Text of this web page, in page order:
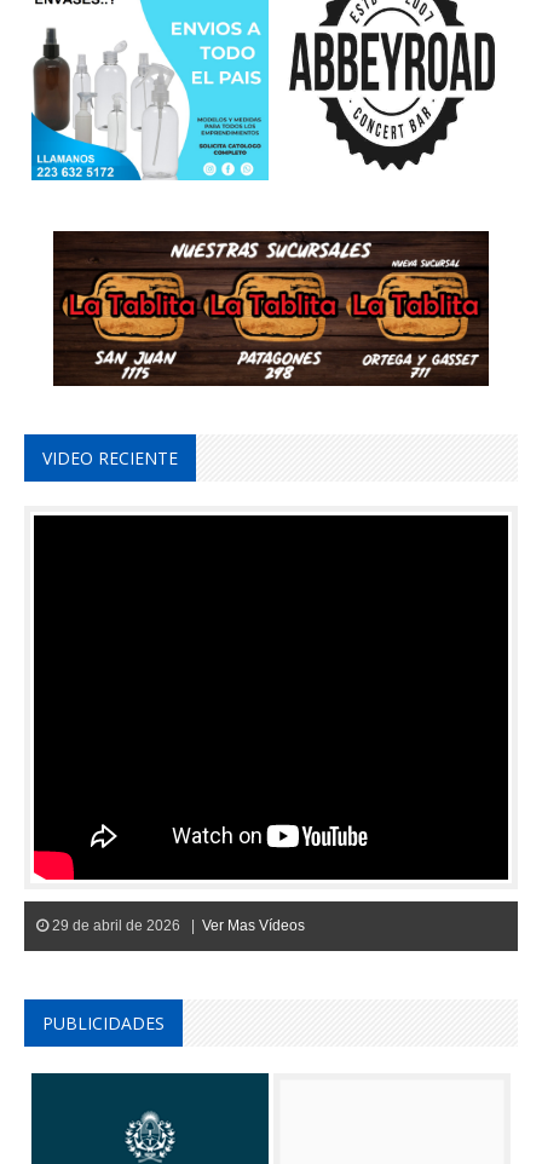
VIDEO RECIENTE
29 de abril de 2026 | Ver Mas Vídeos
PUBLICIDADES